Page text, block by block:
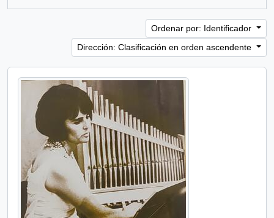
Ordenar por: Identificador
Dirección: Clasificación en orden ascendente